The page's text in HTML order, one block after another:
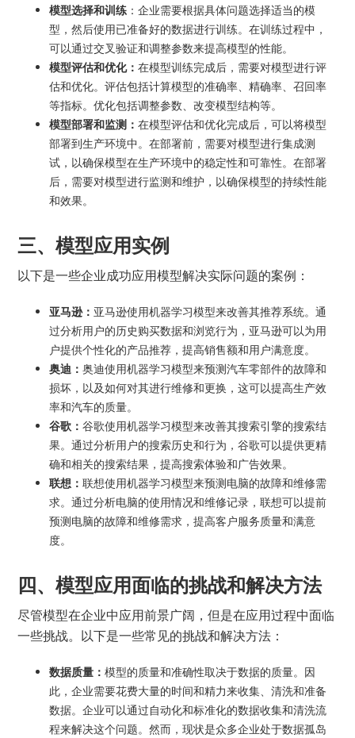
模型选择和训练 ：企业需要根据具体问题选择适当的模
型，然后使用已准备好的数据进行训练。在训练过程中，
可以通过交叉验证和调整参数来提高模型的性能。
模型评估和优化：在模型训练完成后，需要对模型进行评
估和优化。评估包括计算模型的准确率、精确率、召回率
等指标。优化包括调整参数、改变模型结构等。
模型部署和监测：在模型评估和优化完成后，可以将模型
部署到生产环境中。在部署前，需要对模型进行集成测
试，以确保模型在生产环境中的稳定性和可靠性。在部署
后，需要对模型进行监测和维护，以确保模型的持续性能
和效果。
三、模型应用实例
以下是一些企业成功应用模型解决实际问题的案例：
亚马逊： 亚马逊使用机器学习模型来改善其推荐系统。通
过分析用户的历史购买数据和浏览行为，亚马逊可以为用
户提供个性化的产品推荐，提高销售额和用户满意度。
奥迪：奥迪使用机器学习模型来预测汽车零部件的故障和
损坏，以及如何对其进行维修和更换，这可以提高生产效
率和汽车的质量。
谷歌：谷歌使用机器学习模型来改善其搜索引擎的搜索结
果。通过分析用户的搜索历史和行为，谷歌可以提供更精
确和相关的搜索结果，提高搜索体验和广告效果。
联想：联想使用机器学习模型来预测电脑的故障和维修需
求。通过分析电脑的使用情况和维修记录，联想可以提前
预测电脑的故障和维修需求，提高客户服务质量和满意
度。
四、模型应用面临的挑战和解决方法
尽管模型在企业中应用前景广阔，但是在应用过程中面临
一些挑战。以下是一些常见的挑战和解决方法：
数据质量：模型的质量和准确性取决于数据的质量。因
此，企业需要花费大量的时间和精力来收集、清洗和准备
数据。企业可以通过自动化和标准化的数据收集和清洗流
程来解决这个问题。然而，现状是众多企业处于数据孤岛